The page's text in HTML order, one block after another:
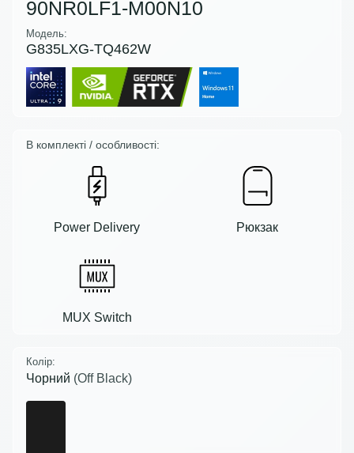
90NR0LF1-M00N10
Модель:
G835LXG-TQ462W
В комплекті / особливості:
Power Delivery Рюкзак
MUX Switch
Колір:
Чорний (Off Black)